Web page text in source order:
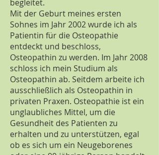
begleitet.
Mit der Geburt meines ersten
Sohnes im Jahr 2002 wurde ich als
Patientin für die Osteopathie
entdeckt und beschloss,
Osteopathin zu werden. Im Jahr 2008
schloss ich mein Studium als
Osteopathin ab. Seitdem arbeite ich
ausschließlich als Osteopathin in
privaten Praxen. Osteopathie ist ein
unglaubliches Mittel, um die
Gesundheit des Patienten zu
erhalten und zu unterstützen, egal
ob es sich um ein Neugeborenes